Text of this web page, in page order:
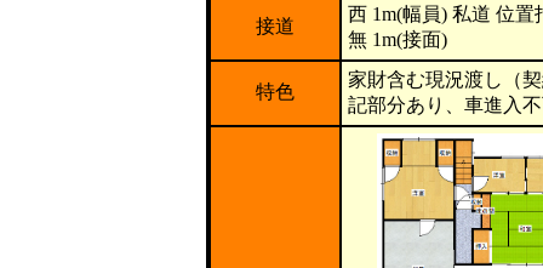
接道
西 1m(幅員) 私道 位置
無 1m(接面)
特色
家財含む現況渡し（
記部分あり、車進入